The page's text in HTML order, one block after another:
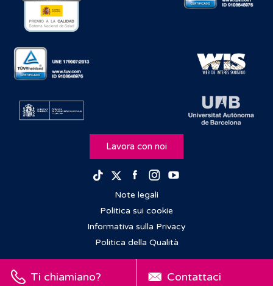
Ti chiamiano? Contattaci
Lavora con noi
TikTokTwitterFacebook
Instagram
Note legali
Politica sui cookie
Informativa sulla Privacy
Politica della Qualità